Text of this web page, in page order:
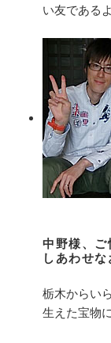
い友である
中野様、ご
しあわせな
栃木からい
生えた宝物